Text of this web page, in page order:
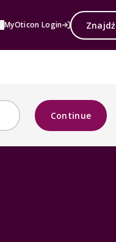
MyOticon Login
Continue